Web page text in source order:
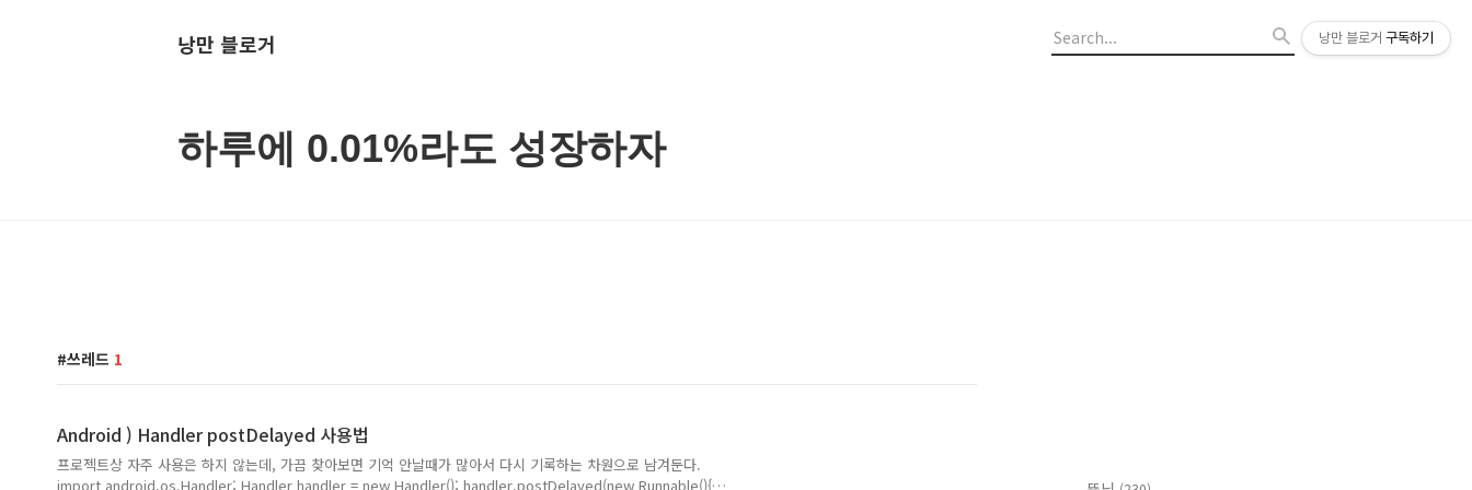
낭만 블로거
하루에 0.01%라도 성장하자
쓰레드 1
Android ) Handler postDelayed 사용법
프로젝트상 자주 사용은 하지 않는데, 가끔 찾아보면 기억 안날때가 많아서 다시 기록하는 차원으로 남겨둔다.
import android.os.Handler; Handler handler = new Handler(); handler.postDelayed(new Runnable(){
낭만 블로거 구독하기